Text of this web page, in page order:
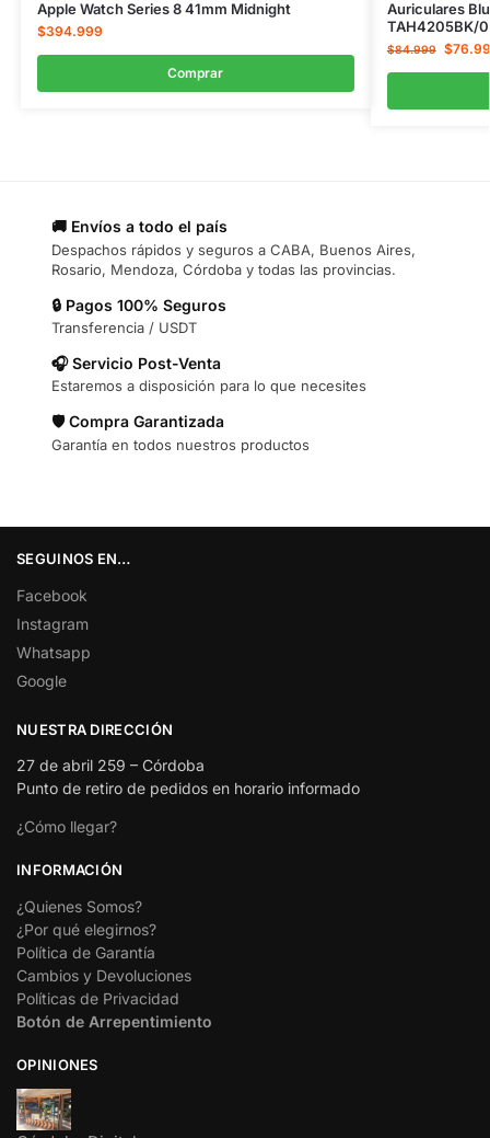
Apple Watch Series 8 41mm Midnight
$394.999
Comprar
Auriculares
TAH4205BK/
$84.999 $
🚚 Envíos a todo el país
Despachos rápidos y seguros a CABA, Buenos Aires,
Rosario, Mendoza, Córdoba y todas las provincias.
🔒 Pagos 100% Seguros
Transferencia / USDT
🎧 Servicio Post-Venta
Estaremos a disposición para lo que necesites
🛡️ Compra Garantizada
Garantía en todos nuestros productos
SEGUINOS EN…
Facebook
Instagram
Whatsapp
Google
NUESTRA DIRECCIÓN
27 de abril 259 – Córdoba
Punto de retiro de pedidos en horario informado
¿Cómo llegar?
INFORMACIÓN
¿Quienes Somos?
¿Por qué elegirnos?
Política de Garantía
Cambios y Devoluciones
Políticas de Privacidad
Botón de Arrepentimiento
OPINIONES